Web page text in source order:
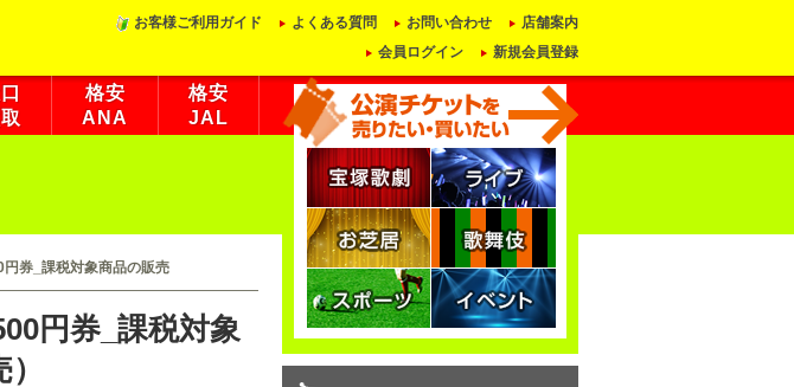
お客様ご利用ガイド よくある質問 お問い合わせ
店舗案内
会員ログイン
新規会員登録
格安
ANA
格安
JAL
券_課税対象商品の販売
円券_課税対象